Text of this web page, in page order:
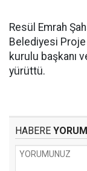
Resül Emrah
Belediyesi
kurulu başkanı
yürüttü.
HABERE